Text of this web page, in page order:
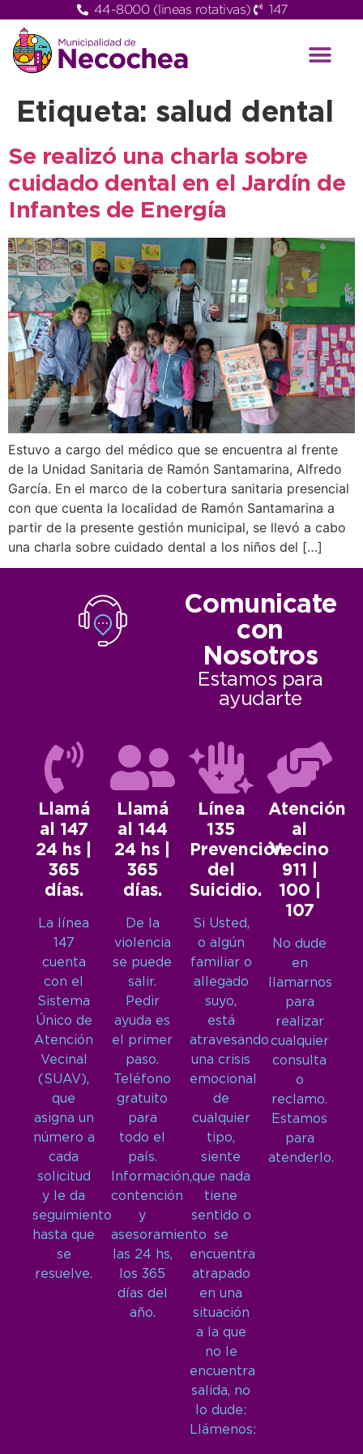
44-8000 (lineas rotativas) 147
Etiqueta: salud dental
Se realizó una charla sobre
cuidado dental en el Jardín de
Infantes de Energía
Estuvo a cargo del médico que se encuentra al frente
de la Unidad Sanitaria de Ramón Santamarina, Alfredo
García. En el marco de la cobertura sanitaria presencial
con que cuenta la localidad de Ramón Santamarina a
partir de la presente gestión municipal, se llevó a cabo
una charla sobre cuidado dental a los niños del […]
Comunicate
con
Nosotros
Estamos para
ayudarte
Llamá
al 147
24 hs |
365
días.
La línea
147
cuenta
con el
Sistema
Único de
Atención
Vecinal
(SUAV),
que
asigna un
número a
cada
solicitud
y le da
seguimiento
hasta que
se
resuelve.
Llamá
al 144
24 hs |
365
días.
De la
violencia
se puede
salir.
Pedir
ayuda es
el primer
paso.
Teléfono
gratuito
para
todo el
país.
Información,
contención
y
asesoramiento
las 24 hs,
los 365
días del
año.
Línea
135
Prevención
del
Suicidio.
Si Usted,
o algún
familiar o
allegado
suyo,
está
atravesando
una crisis
emocional
de
cualquier
tipo,
siente
que nada
tiene
sentido o
se
encuentra
atrapado
en una
situación
a la que
no le
encuentra
salida, no
lo dude:
Llámenos:
Atención
al
Vecino
911 |
100 |
107
No dude
en
llamarnos
para
realizar
cualquier
consulta
o
reclamo.
Estamos
para
atenderlo.